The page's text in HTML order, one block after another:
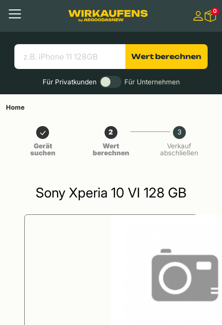
Menü
Suchen
Nützliche Links
0
Wert berechnen
Für Privatkunden Für Unternehmen
Home
Gerät
suchen
2
Wert
berechnen
3
Verkauf
abschließen
Sony Xperia 10 VI 128 GB